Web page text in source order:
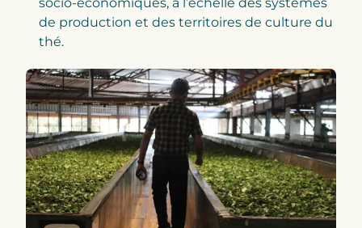
de production et des territoires de culture du
thé.